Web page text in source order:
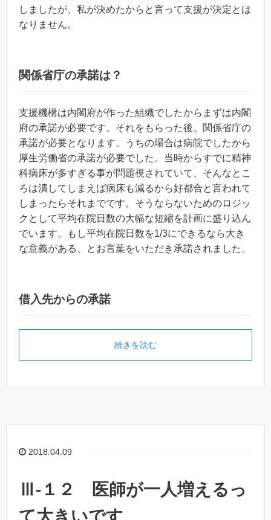
しましたが、私が決めたからと言って支援が決定とは
なりません。
関係省庁の承諾は？
支援機構は内閣府が作った組織でしたからまずは内閣
府の承諾が必要です。それをもらった後、関係省庁の
承諾が必要となります。うちの場合は病院でしたから
厚生労働省の承諾が必要でした。当時からすでに精神
科病床が多すぎる事が問題視されていて、そんなとこ
ろは潰してしまえば病床も減るから好都合と言われて
しまったらそれまでです。そうならないためのロジッ
クとして平均在院日数の大幅な短縮を計画に盛り込ん
でいます。もし平均在院日数を1/3にできるなら大き
な意義がある、とお言葉をいただき承諾されました。
借入先からの承諾
続きを読む
2018.04.09
Ⅲ-１２ 医師が一人増えるっ
て大きいです